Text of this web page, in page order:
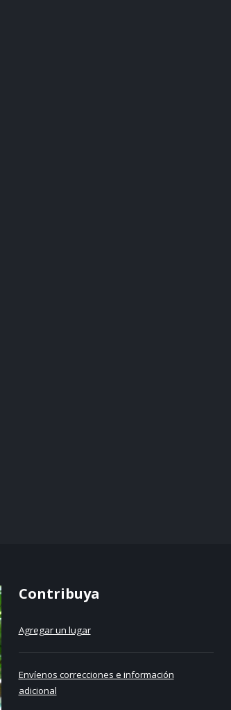
Contribuya
Agregar un lugar
Envíenos correcciones e información
adicional